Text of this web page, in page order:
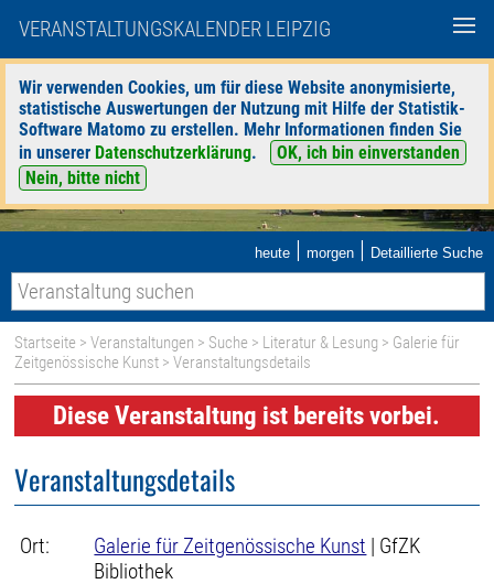
VERANSTALTUNGSKALENDER LEIPZIG
Wir verwenden Cookies, um für diese Website anonymisierte,
statistische Auswertungen der Nutzung mit Hilfe der Statistik-
Software Matomo zu erstellen. Mehr Informationen finden Sie
in unserer Datenschutzerklärung.
OK, ich bin einverstanden
Nein, bitte nicht
heute | morgen | Detaillierte Suche
Startseite >Veranstaltungen > Suche > Literatur & Lesung > Galerie für
Zeitgenössische Kunst > Veranstaltungsdetails
Diese Veranstaltung ist bereits vorbei.
Veranstaltungsdetails
Ort: Galerie für Zeitgenössische Kunst | GfZK
Bibliothek